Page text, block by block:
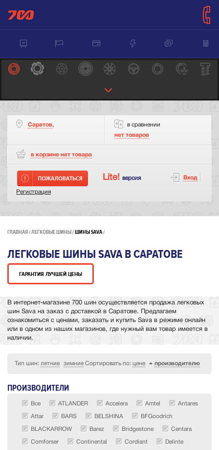
Саратов,
в сравнении
нет товаров
в корзине нет товара
Lite! версия Вход
Регистрация
ГЛАВНАЯ ЛЕГКОВЫЕ ШИНЫ ШИНЫ SAVA
ЛЕГКОВЫЕ ШИНЫ SAVA В САРАТОВЕ
ГАРАНТИЯ ЛУЧШЕЙ ЦЕНЫ
В интернет-магазине 700 шин осуществляется продажа легковых
шин Sava на заказ с доставкой в Саратове. Предлагаем
ознакомиться с ценами, заказать и купить Sava в режиме онлайн
или в одном из наших магазинов, где нужный вам товар имеется в
наличии.
Тип шин: летние зимние Сортировать по: цене производителю
ПРОИЗВОДИТЕЛИ
Все ATLANDER Accelera Amtel Antares
Attar BARS BELSHINA BFGoodrich
BLACKARROW Barez Bridgestone Centara
Comforser Continental Cordiant Delinte